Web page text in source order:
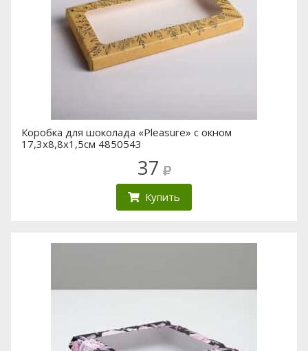
Коробка для шоколада «Pleasure» с окном
17,3х8,8х1,5см 4850543
37
Купить